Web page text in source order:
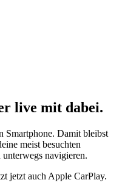
live mit dabei.
Smartphone. Damit bleibst
meist besuchten
navigieren.
jetzt auch Apple CarPlay.